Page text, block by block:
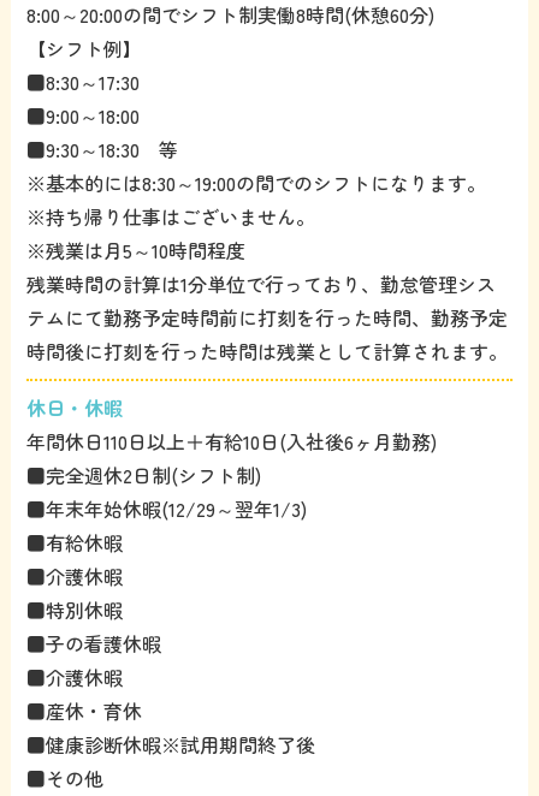
8:00～20:00の間でシフト制実働8時間(休憩60分)
【シフト例】
■8:30～17:30
■9:00～18:00
■9:30～18:30 等
※基本的には8:30～19:00の間でのシフトになります。
※持ち帰り仕事はございません。
※残業は月5～10時間程度
残業時間の計算は1分単位で行っており、勤怠管理シス
テムにて勤務予定時間前に打刻を行った時間、勤務予定
時間後に打刻を行った時間は残業として計算されます。
休日・休暇
年間休日110日以上＋有給10日(入社後6ヶ月勤務)
■完全週休2日制(シフト制)
■年末年始休暇(12/29～翌年1/3)
■有給休暇
■介護休暇
■特別休暇
■子の看護休暇
■介護休暇
■産休・育休
■健康診断休暇※試用期間終了後
■その他